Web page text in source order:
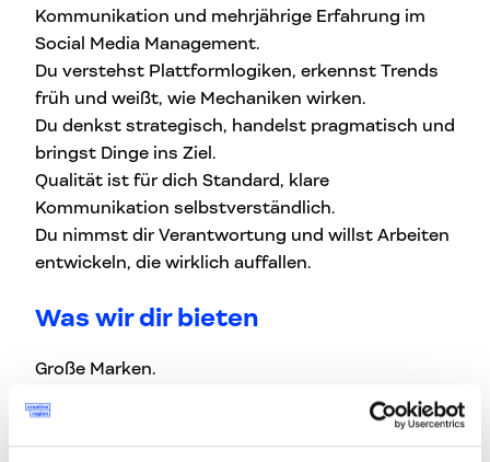
Kommunikation und mehrjährige Erfahrung im
Social Media Management.
Du verstehst Plattformlogiken, erkennst Trends
früh und weißt, wie Mechaniken wirken.
Du denkst strategisch, handelst pragmatisch und
bringst Dinge ins Ziel.
Qualität ist für dich Standard, klare
Kommunikation selbstverständlich.
Du nimmst dir Verantwortung und willst Arbeiten
entwickeln, die wirklich auffallen.
Was wir dir bieten
Große Marken.
Echte Gestaltungsmöglichkeiten.
Ein starkes Team.